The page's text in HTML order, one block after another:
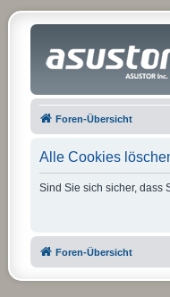
Foren-Übersicht
Alle Cookies
Sind Sie sich sicher, dass
Foren-Übersicht